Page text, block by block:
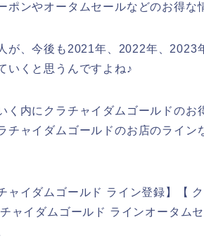
ポンやオータムセールなどのお得な
が、今後も2021年、2022年、2023
いくと思うんですよね♪
く内にクラチャイダムゴールドのお
チャイダムゴールドのお店のライン
ャイダムゴールド ライン登録】【
ャイダムゴールド ラインオータム